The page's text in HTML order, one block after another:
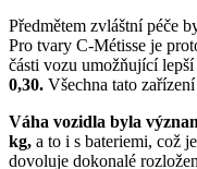
Předmětem zvláštní péče
Pro tvary C-Métisse je
části vozu umožňující
0,30. Všechna tato
Váha vozidla byla
kg, a to i s bateriemi, což
dovoluje dokonalé